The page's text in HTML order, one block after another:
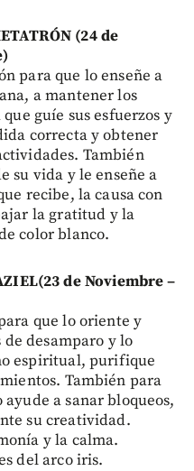
(24 de
para que lo enseñe a
a mantener los
guíe sus esfuerzos y
correcta y obtener
También
su vida y le enseñe a
recibe, la causa con
la gratitud y la
color blanco.
de Noviembre –
que lo oriente y
desamparo y lo
espiritual, purifique
También para
a sanar bloqueos,
su creatividad.
y la calma.
del arco iris.